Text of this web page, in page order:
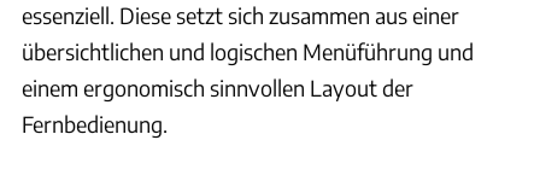
essenziell. Diese setzt sich zusammen aus einer
übersichtlichen und logischen Menüführung und
einem ergonomisch sinnvollen Layout der
Fernbedienung.